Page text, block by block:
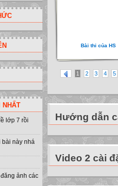
NHẤT
lớp 7 rồi
bài này nhá
ảnh các
Bài thi của HS
1 2 3 4 5
Hướng dẫn
Video 2 cài